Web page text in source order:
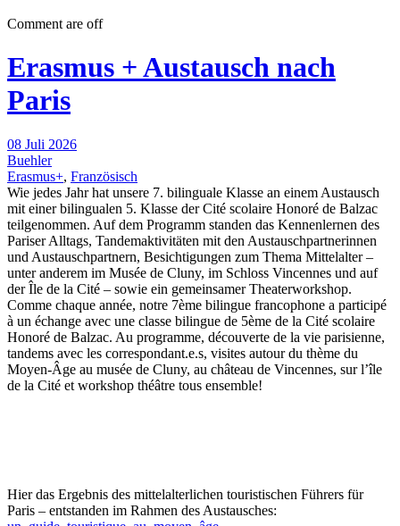
Comment are off
Erasmus + Austausch nach
Paris
08 Juli 2026
Buehler
Erasmus+, Französisch
Wie jedes Jahr hat unsere 7. bilinguale Klasse an einem Austausch
mit einer bilingualen 5. Klasse der Cité scolaire Honoré de Balzac
teilgenommen. Auf dem Programm standen das Kennenlernen des
Pariser Alltags, Tandemaktivitäten mit den Austauschpartnerinnen
und Austauschpartnern, Besichtigungen zum Thema Mittelalter –
unter anderem im Musée de Cluny, im Schloss Vincennes und auf
der Île de la Cité – sowie ein gemeinsamer Theaterworkshop.
Comme chaque année, notre 7ème bilingue francophone a participé
à un échange avec une classe bilingue de 5ème de la Cité scolaire
Honoré de Balzac. Au programme, découverte de la vie parisienne,
tandems avec les correspondant.e.s, visites autour du thème du
Moyen-Âge au musée de Cluny, au château de Vincennes, sur l’île
de la Cité et workshop théâtre tous ensemble!
Hier das Ergebnis des mittelalterlichen touristischen Führers für
Paris – entstanden im Rahmen des Austausches: